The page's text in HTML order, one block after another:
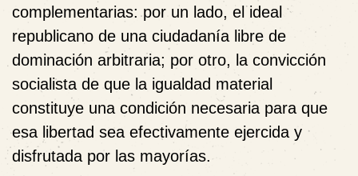
complementarias: por un lado, el ideal
republicano de una ciudadanía libre de
dominación arbitraria; por otro, la convicción
socialista de que la igualdad material
constituye una condición necesaria para que
esa libertad sea efectivamente ejercida y
disfrutada por las mayorías.